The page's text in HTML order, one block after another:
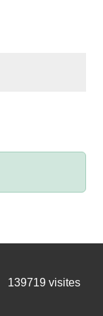
139719 visites